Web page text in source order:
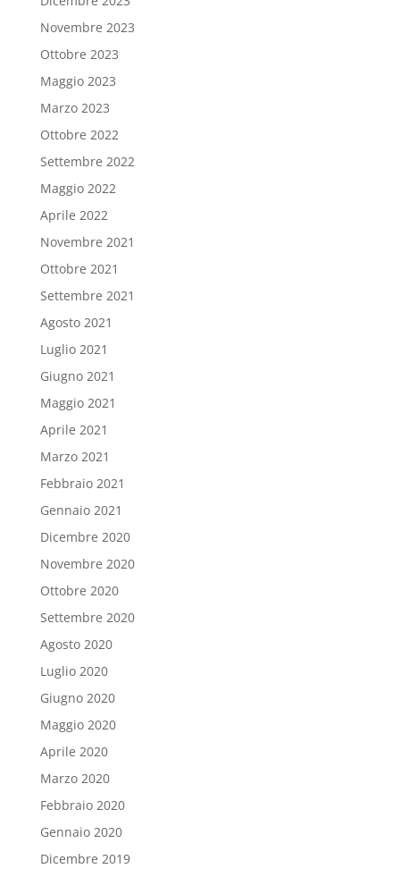
Novembre 2023
Ottobre 2023
Maggio 2023
Marzo 2023
Ottobre 2022
Settembre 2022
Maggio 2022
Aprile 2022
Novembre 2021
Ottobre 2021
Settembre 2021
Agosto 2021
Luglio 2021
Giugno 2021
Maggio 2021
Aprile 2021
Marzo 2021
Febbraio 2021
Gennaio 2021
Dicembre 2020
Novembre 2020
Ottobre 2020
Settembre 2020
Agosto 2020
Luglio 2020
Giugno 2020
Maggio 2020
Aprile 2020
Marzo 2020
Febbraio 2020
Gennaio 2020
Dicembre 2019